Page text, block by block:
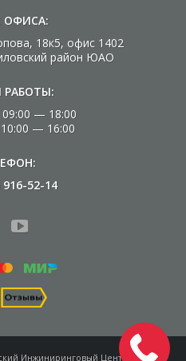
ОФИСА:
18к5, офис 1402
район ЮАО
РАБОТЫ:
— 18:00
— 16:00
916-52-14
Инжиниринговый Центр»